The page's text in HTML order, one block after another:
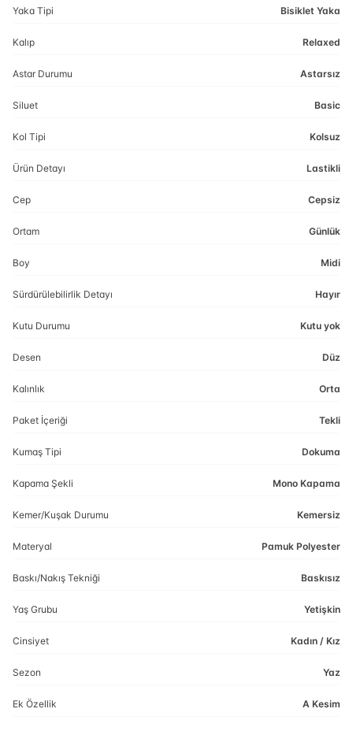
Yaka Tipi Bisiklet Yaka
Kalıp Relaxed
Astar Durumu Astarsız
Siluet Basic
Kol Tipi Kolsuz
Ürün Detayı Lastikli
Cep Cepsiz
Ortam Günlük
Boy Midi
Sürdürülebilirlik Detayı Hayır
Kutu Durumu Kutu yok
Desen Düz
Kalınlık Orta
Paket İçeriği Tekli
Kumaş Tipi Dokuma
Kapama Şekli Mono Kapama
Kemer/Kuşak Durumu Kemersiz
Materyal Pamuk Polyester
Baskı/Nakış Tekniği Baskısız
Yaş Grubu Yetişkin
Cinsiyet Kadın / Kız
Sezon Yaz
Ek Özellik A Kesim